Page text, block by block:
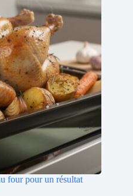
four pour un résultat